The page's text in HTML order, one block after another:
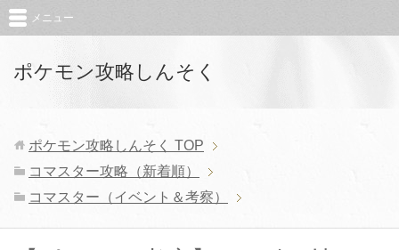
ポケモン攻略しんそく
メニュー
ポケモン攻略しんそく TOP
コマスター攻略（新着順）
コマスター（イベント＆考察）